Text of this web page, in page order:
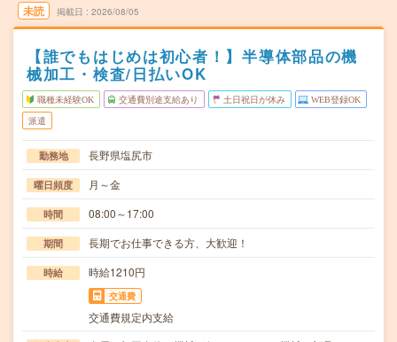
未読 掲載日 2026/08/05
【誰でもはじめは初心者！】半導体部品の機
械加工・検査/日払いOK
職種未経験OK 交通費別途支給あり 土日祝日が休み WEB登録OK
派遣
勤務地 長野県塩尻市
曜日頻度 月～金
時間 08:00～17:00
期間 長期でお仕事できる方、大歓迎！
時給 時給1210円
交通費
交通費規定内支給